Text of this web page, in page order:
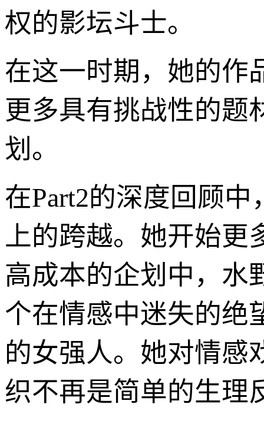
权的影坛斗士。
在这一时期，她的作
更多具有挑战性的题
划。
在Part2的深度回顾
上的跨越。她开始更
高成本的企划中，水
个在情感中迷失的绝
的女强人。她对情感
织不再是简单的生理